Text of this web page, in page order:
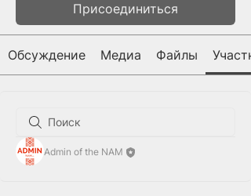
Присоединиться
Обсуждение Медиа Файлы
Admin of the NAM